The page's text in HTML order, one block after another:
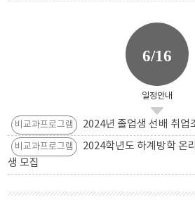
6/16
일정안내
비교과프로그램 2024년 졸업생 선배 취업
비교과프로그램
2024학년도 하계방학 온
생 모집